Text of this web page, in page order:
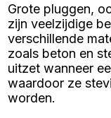
Grote pluggen,
zijn veelzijdige
verschillende
zoals beton en
uitzet wanneer
waardoor ze
worden.